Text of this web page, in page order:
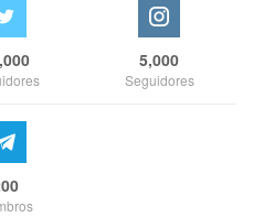
5,000
Seguidores